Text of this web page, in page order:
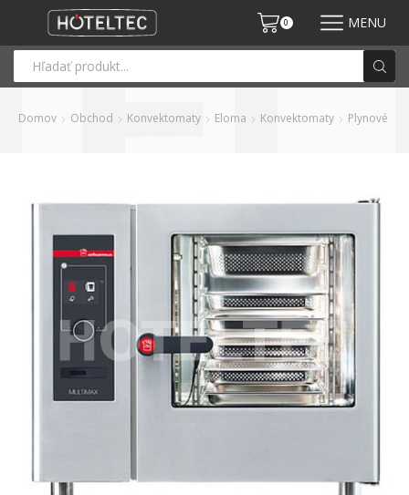
0 MENU
Domov Obchod Konvektomaty Eloma Konvektomaty Plynové